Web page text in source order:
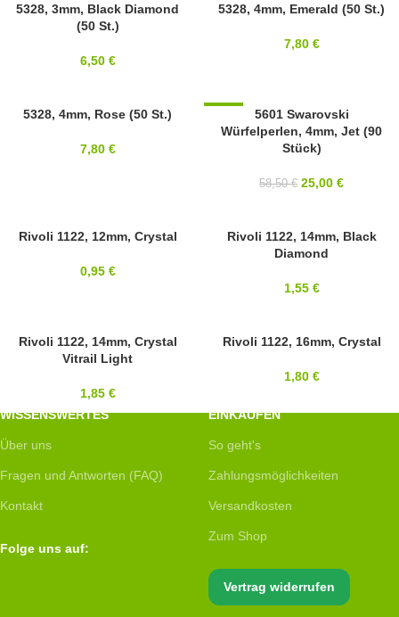
SWAROVSKI
5328, 3mm, Black Diamond
(50 St.)
6,50 €
SWAROVSKI
5328, 4mm, Emerald (50 St.)
7,80 €
SWAROVSKI
5328, 4mm, Rose (50 St.)
7,80 €
4MM
5601 Swarovski
Würfelperlen, 4mm, Jet (90
Stück)
58,50€ 25,00 €
12MM
Rivoli 1122, 12mm, Crystal
0,95 €
14MMRivoli 1122, 14mm, Black
Diamond
1,55 €
14MM
SWAROVSKI
Rivoli 1122, 14mm, Crystal
Vitrail Light
1,85 €
16MM
Rivoli 1122, 16mm, Crystal
1,80 €
WISSENSWERTES
Über uns
Fragen und Antworten (FAQ)
Kontakt
Folge uns auf:
EINKAUFEN
So geht's
Zahlungsmöglichkeiten
Versandkosten
Zum Shop
Vertrag widerrufen